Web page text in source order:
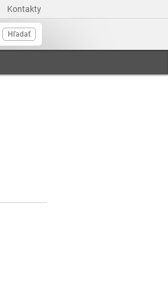
Kontakty
Hľadať